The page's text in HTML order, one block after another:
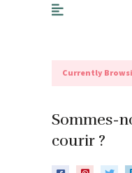
Currently
Sommes-
courir ?